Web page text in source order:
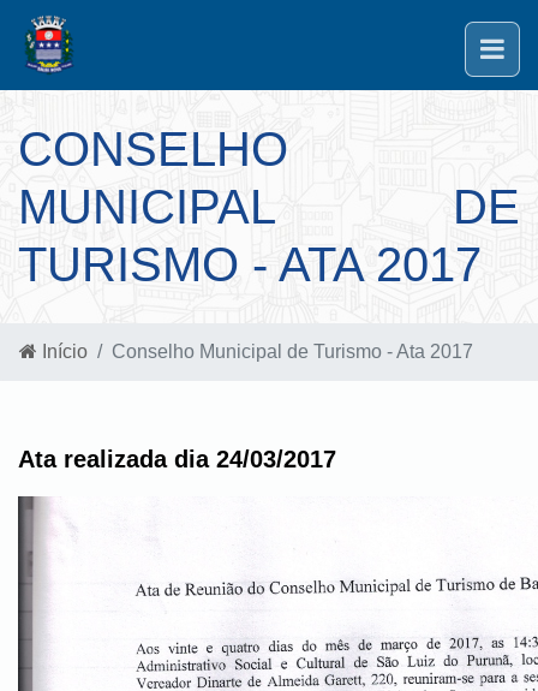
CONSELHO
MUNICIPAL DE
TURISMO - ATA 2017
Início Conselho Municipal de Turismo - Ata 2017
Ata realizada dia 24/03/2017